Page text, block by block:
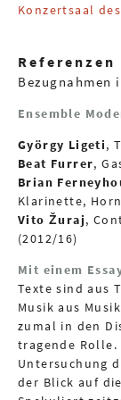
Konzertsaal
Referenzen
Bezugnahmen
Ensemble
György Ligeti,
Beat Furrer,
Brian
Klarinette,
Vito Žuraj,
(2012/16)
Mit einem
Texte sind aus
Musik aus
zumal in den
tragende
Untersuchung
der Blick auf